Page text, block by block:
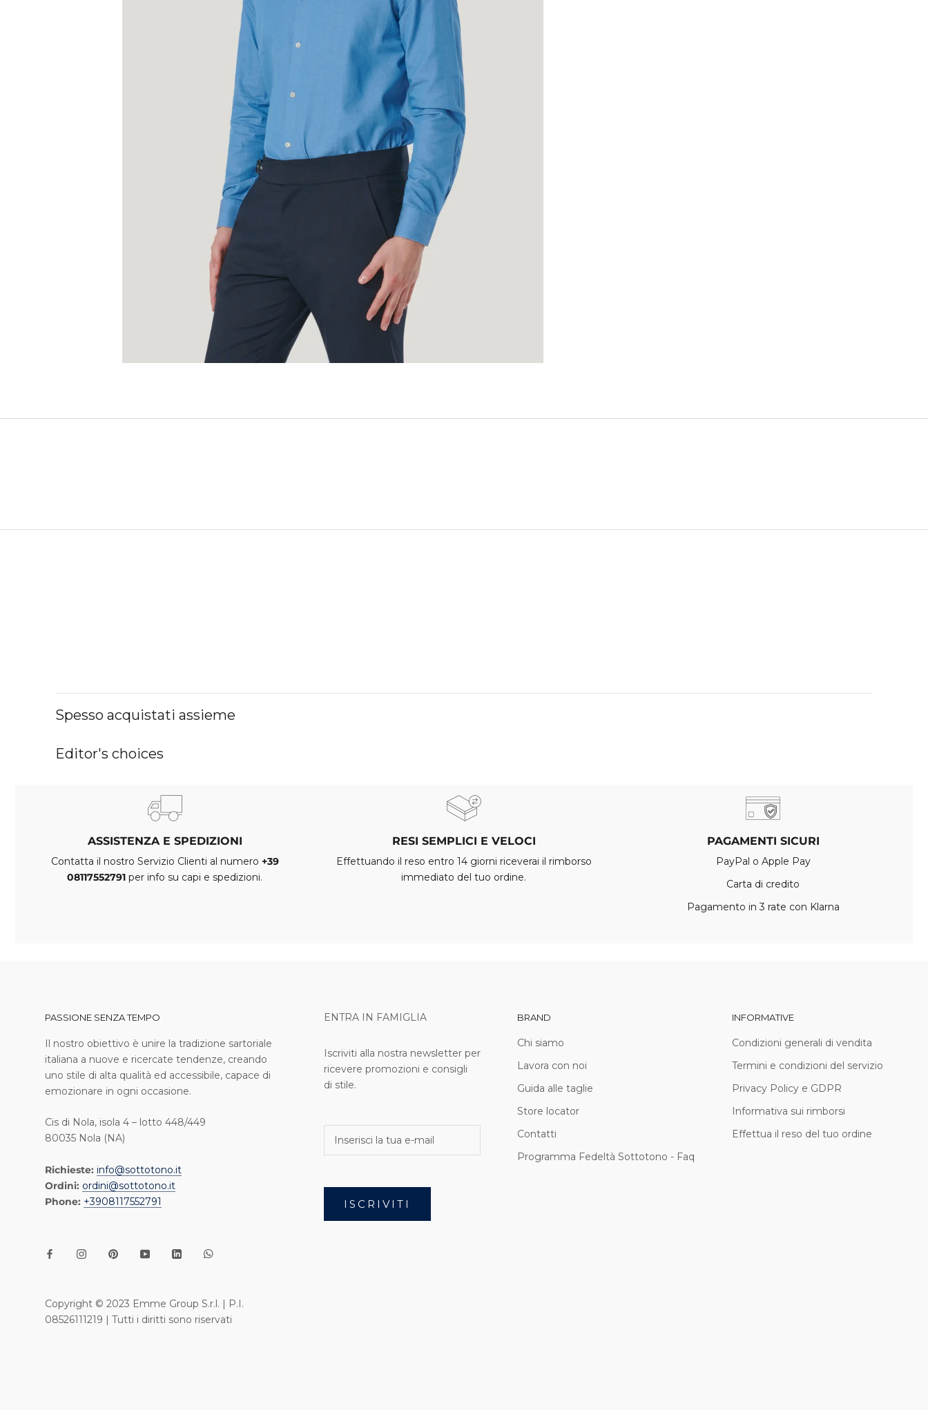
Spesso acquistati assieme
Editor's choices
ASSISTENZA E SPEDIZIONI
Contatta il nostro Servizio Clienti al numero +39
08117552791per info su capi e spedizioni.
RESI SEMPLICI E VELOCI
Effettuando il reso entro 14 giorni riceverai il rimborso
immediato del tuo ordine.
PAGAMENTI SICURI
PayPal o Apple Pay
Carta di credito
Pagamento in 3 rate con Klarna
PASSIONE SENZA TEMPO
I l nostro obiettivo è unire la tradizione sartoriale
italiana a nuove e ricercate tendenze, creando
uno stile di alta qualità ed accessibile, capace di
emozionare in ogni occasione.
Cis di Nola, isola 4 – lotto 448/449
80035 Nola (NA)
Richieste: info@sottotono.it
Ordini: ordini@sottotono.it
Phone: +3908117552791
ENTRA IN FAMIGLIA
Iscriviti alla nostra newsletter per
ricevere promozioni e consigli
di stile.
ISCRIVITI
BRAND
Chi siamo
Lavora con noi
Guida alle taglie
Store locator
Contatti
Programma Fedeltà Sottotono - Faq
INFORMATIVE
Condizioni generali di vendita
Termini e condizioni del servizio
Privacy Policy e GDPR
Informativa sui rimborsi
Effettua il reso del tuo ordine
Copyright © 2023 Emme Group S.r.l. | P.I.
08526111219 | Tutti i diritti sono riservati